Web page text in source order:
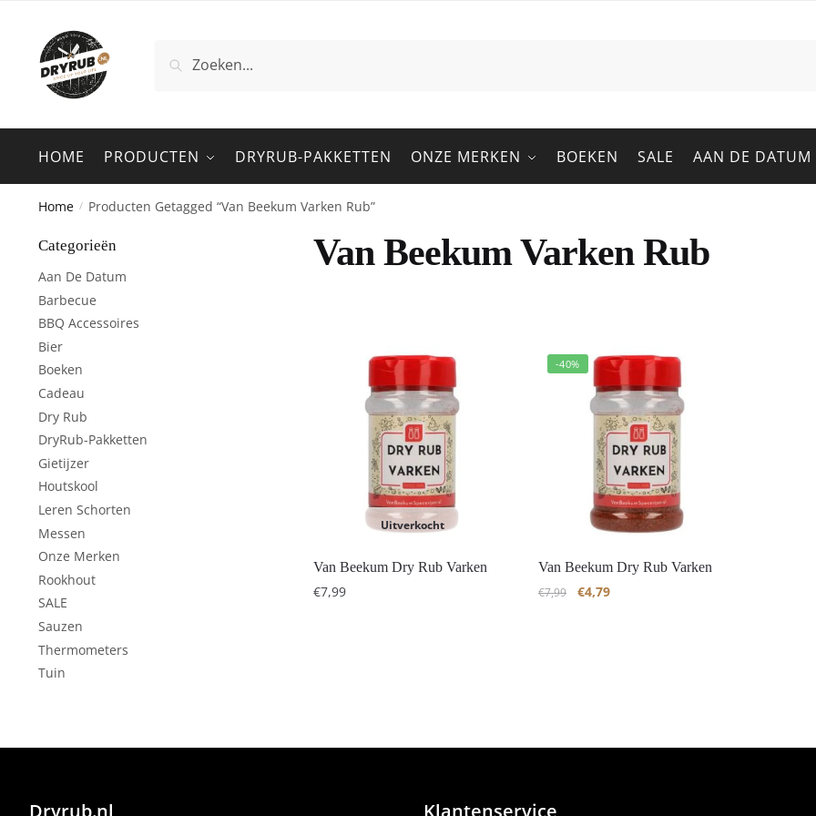
Zoeken
HOME PRODUCTEN DRYRUB-PAKKETTEN ONZE MERKEN BOEKEN SALE AAN DE DATUM
Home / Producten Getagged “van Beekum Varken Rub”
Van Beekum Varken Rub
Uitverkocht
Van Beekum Dry Rub Varken
€7,99
-40%
Van Beekum Dry Rub Varken
€7,99 €4,79
Categorieën
Aan De Datum
Barbecue
BBQ Accessoires
Bier
Boeken
Cadeau
Dry Rub
DryRub-Pakketten
Gietijzer
Houtskool
Leren Schorten
Messen
Onze Merken
Rookhout
SALE
Sauzen
Thermometers
Tuin
Dryrub.nl Klantenservice